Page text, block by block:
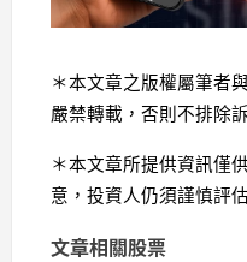
＊本文章之版權屬筆者
嚴禁轉載，否則不排除
＊本文章所提供資訊僅
意，投資人仍須謹慎評
文章相關股票